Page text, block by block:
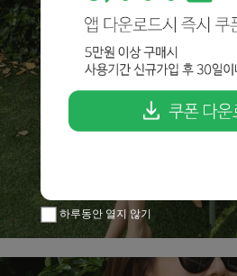
하루동안 열지 않기